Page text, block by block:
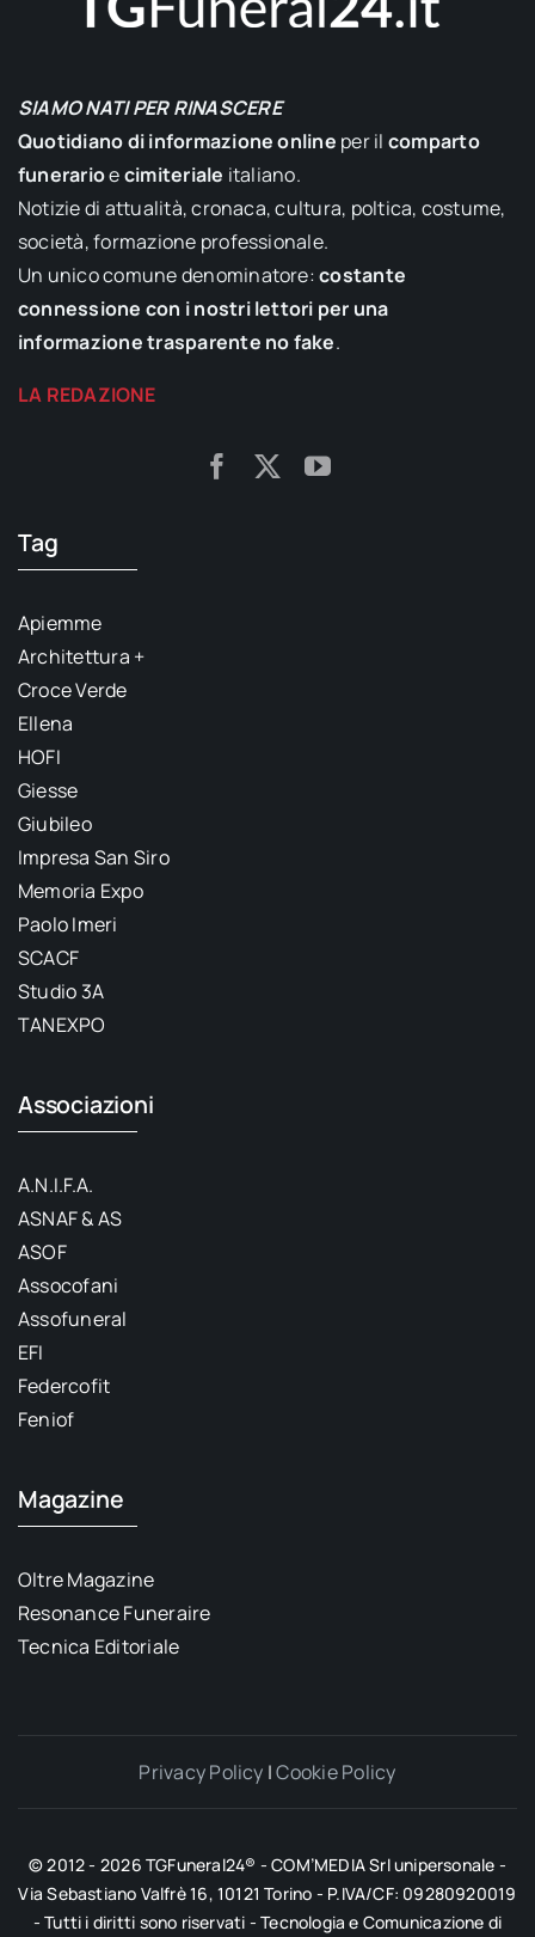
SIAMO NATI PER RINASCERE
Quotidiano di informazione online per il comparto
funerarioecimiteriale italiano.
Notizie di attualità, cronaca, cultura, poltica, costume,
società, formazione professionale.
Un unico comune denominatore:costante
connessione con i nostri lettori per una
informazione trasparente no fake.
LA REDAZIONE
Tag
Apiemme
Architettura +
Croce Verde
Ellena
HOFI
Giesse
Giubileo
Impresa San Siro
Memoria Expo
Paolo Imeri
SCACF
Studio 3A
TANEXPO
Associazioni
A.N.I.F.A.
ASNAF & AS
ASOF
Assocofani
Assofuneral
EFI
Federcofit
Feniof
Magazine
Oltre Magazine
Resonance Funeraire
Tecnica Editoriale
Privacy Policy |Cookie Policy
© 2012 - 2026 TGFuneral24® - COM’MEDIA Srl unipersonale -
Via Sebastiano Valfrè 16, 10121 Torino - P.IVA/CF: 09280920019
- Tutti i diritti sono riservati - Tecnologia e Comunicazione di